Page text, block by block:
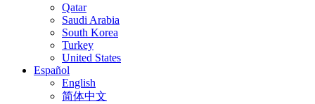
Qatar
Saudi Arabia
South Korea
Turkey
United States
Español
English
简体中文